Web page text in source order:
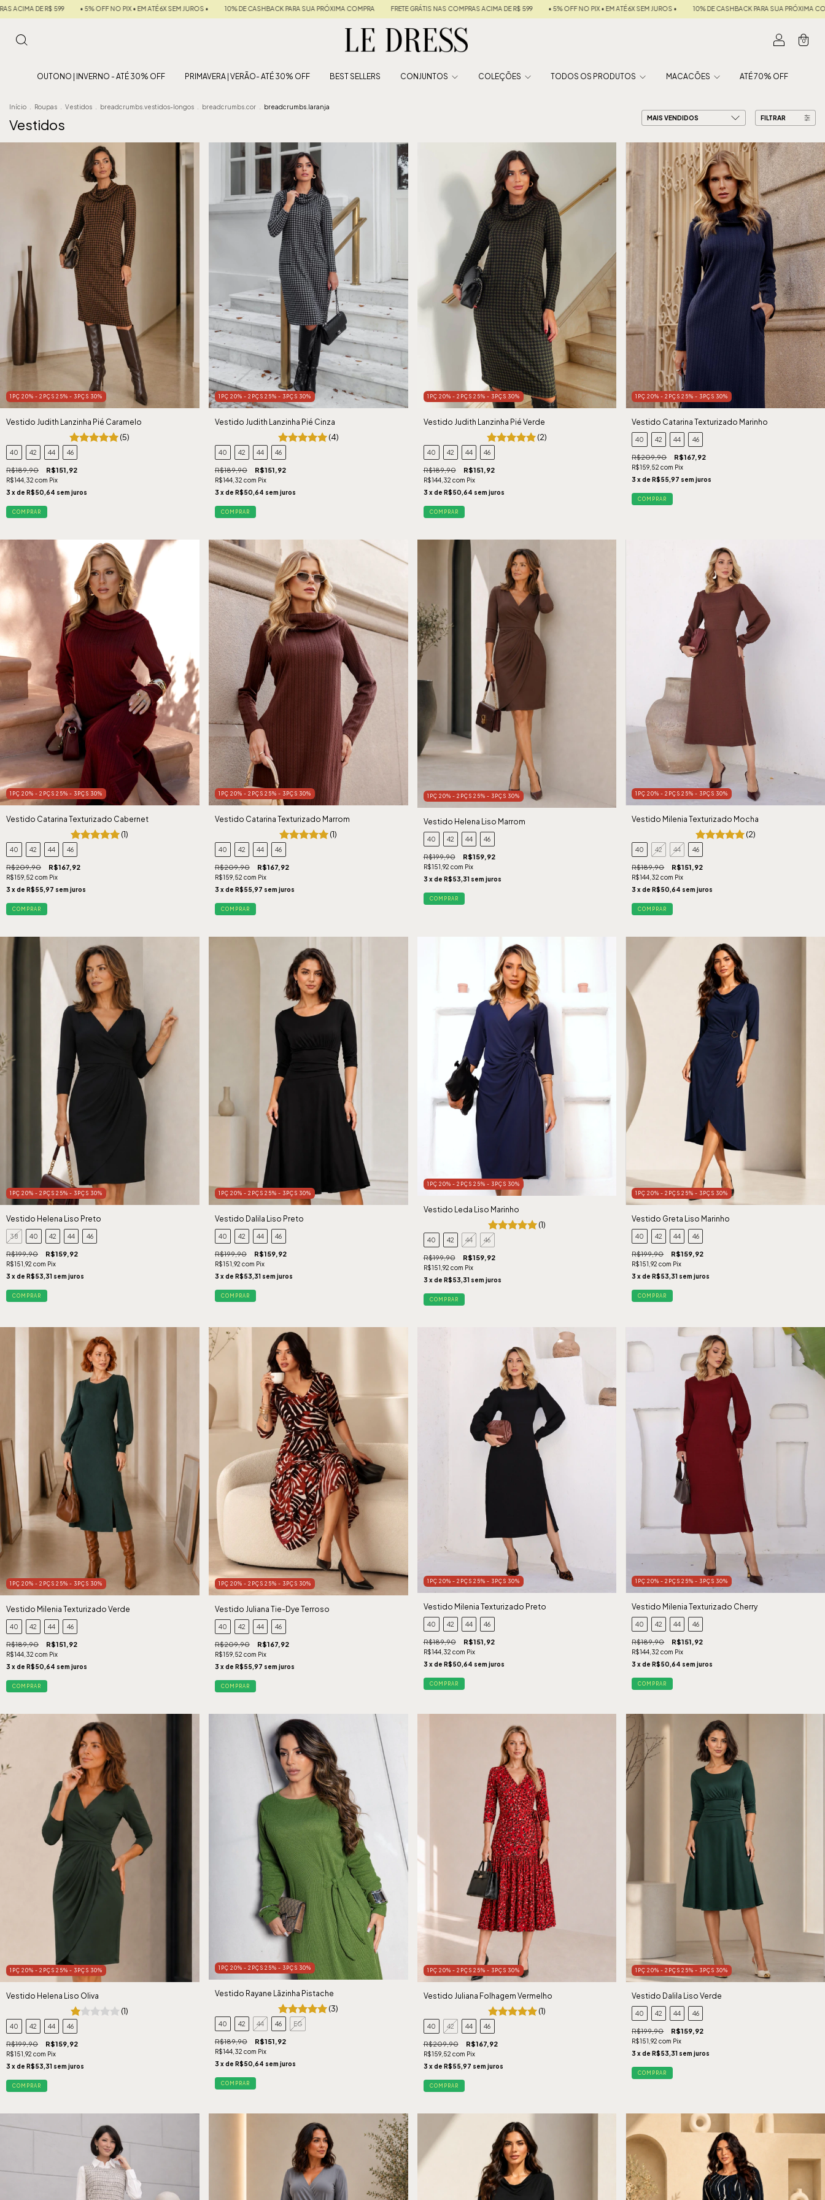
JUROS • 10% DE CASHBACK PARA SUA PRÓXIMA COMPRA FRETE GRÁTIS NAS COMPRAS ACIMA DE R$ 599 • 5% OFF NO PIX • EM ATÉ 6X SEM JUROS • 10% DE CASHBACK PARA SUA PRÓXIMA COMPRA FRETE GRÁTIS NAS COMPRAS ACIMA DE R$
0
OUTONO | INVERNO - ATÉ 30% OFF PRIMAVERA | VERÃO- ATÉ 30% OFF BEST SELLERS CONJUNTOS COLEÇÕES TODOS OS PRODUTOS MACACÕES ATÉ 70% OFF
Início Roupas Vestidos breadcrumbs.vestidos-longos breadcrumbs.cor breadcrumbs.laranja
Vestidos FILTRAR
1PÇ 20% - 2PÇS 25% - 3PÇS 30%
Vestido Judith Lanzinha Pié Caramelo
(5)
40 42 44 46
R$189,90 R$151,92
R$144,32 com Pix
3 x de R$50,64 sem juros
COMPRAR
1PÇ 20% - 2PÇS 25% - 3PÇS 30%
Vestido Judith Lanzinha Pié Cinza
(4)
40 42 44 46
R$189,90 R$151,92
R$144,32 com Pix
3 x de R$50,64 sem juros
COMPRAR
1PÇ 20% - 2PÇS 25% - 3PÇS 30%
Vestido Judith Lanzinha Pié Verde
(2)
40 42 44 46
R$189,90 R$151,92
R$144,32 com Pix
3 x de R$50,64 sem juros
COMPRAR
1PÇ 20% - 2PÇS 25% - 3PÇS 30%
Vestido Catarina Texturizado Marinho
40 42 44 46
R$209,90 R$167,92
R$159,52com Pix
3 x deR$55,97 sem juros
COMPRAR
1PÇ 20% - 2PÇS 25% - 3PÇS 30%
Vestido Catarina Texturizado Cabernet
(1)
40 42 44 46
R$209,90 R$167,92
R$159,52 com Pix
3 x de R$55,97 sem juros
COMPRAR
1PÇ 20% - 2PÇS 25% - 3PÇS 30%
Vestido Catarina Texturizado Marrom
(1)
40 42 44 46
R$209,90 R$167,92
R$159,52 com Pix
3 x de R$55,97 sem juros
COMPRAR
1PÇ 20% - 2PÇS 25% - 3PÇS 30%
Vestido Helena Liso Marrom
40 42 44 46
R$199,90 R$159,92
R$151,92 com Pix
3 x de R$53,31 sem juros
COMPRAR
1PÇ 20% - 2PÇS 25% - 3PÇS 30%
Vestido Milenia Texturizado Mocha
(2)
40 42 44 46
R$189,90 R$151,92
R$144,32com Pix
3 x deR$50,64 sem juros
COMPRAR
1PÇ 20% - 2PÇS 25% - 3PÇS 30%
Vestido Helena Liso Preto
38 40 42 44 46
R$199,90 R$159,92
R$151,92 com Pix
3 x de R$53,31 sem juros
COMPRAR
1PÇ 20% - 2PÇS 25% - 3PÇS 30%
Vestido Dalila Liso Preto
40 42 44 46
R$199,90 R$159,92
R$151,92 com Pix
3 x de R$53,31 sem juros
COMPRAR
1PÇ 20% - 2PÇS 25% - 3PÇS 30%
Vestido Leda Liso Marinho
(1)
40 42 44 46
R$199,90 R$159,92
R$151,92 com Pix
3 x de R$53,31 sem juros
COMPRAR
1PÇ 20% - 2PÇS 25% - 3PÇS 30%
Vestido Greta Liso Marinho
40 42 44 46
R$199,90 R$159,92
R$151,92com Pix
3 x deR$53,31 sem juros
COMPRAR
1PÇ 20% - 2PÇS 25% - 3PÇS 30%
Vestido Milenia Texturizado Verde
40 42 44 46
R$189,90 R$151,92
R$144,32 com Pix
3 x de R$50,64 sem juros
COMPRAR
1PÇ 20% - 2PÇS 25% - 3PÇS 30%
Vestido Juliana Tie-Dye Terroso
40 42 44 46
R$209,90 R$167,92
R$159,52 com Pix
3 x de R$55,97 sem juros
COMPRAR
1PÇ 20% - 2PÇS 25% - 3PÇS 30%
Vestido Milenia Texturizado Preto
40 42 44 46
R$189,90 R$151,92
R$144,32 com Pix
3 x de R$50,64 sem juros
COMPRAR
1PÇ 20% - 2PÇS 25% - 3PÇS 30%
Vestido Milenia Texturizado Cherry
40 42 44 46
R$189,90 R$151,92
R$144,32com Pix
3 x deR$50,64 sem juros
COMPRAR
1PÇ 20% - 2PÇS 25% - 3PÇS 30%
Vestido Helena Liso Oliva
(1)
40 42 44 46
R$199,90 R$159,92
R$151,92 com Pix
3 x de R$53,31 sem juros
COMPRAR
1PÇ 20% - 2PÇS 25% - 3PÇS 30%
Vestido Rayane Lãzinha Pistache
(3)
40 42 44 46 EG
R$189,90 R$151,92
R$144,32 com Pix
3 x de R$50,64 sem juros
COMPRAR
1PÇ 20% - 2PÇS 25% - 3PÇS 30%
Vestido Juliana Folhagem Vermelho
(1)
40 42 44 46
R$209,90 R$167,92
R$159,52 com Pix
3 x de R$55,97 sem juros
COMPRAR
1PÇ 20% - 2PÇS 25% - 3PÇS 30%
Vestido Dalila Liso Verde
40 42 44 46
R$199,90 R$159,92
R$151,92com Pix
3 x deR$53,31 sem juros
COMPRAR